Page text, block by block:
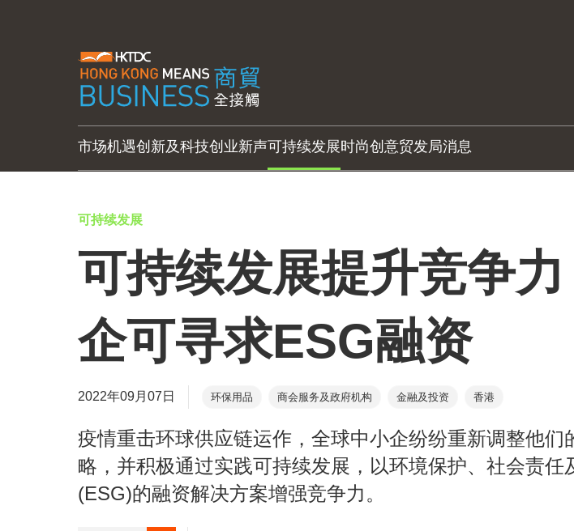
市场机遇创新及科技创业新声可持续发展时尚创意贸发局消息
可持续发展
可持续发展提升竞争
企可寻求ESG融资
2022年09月07日 环保用品 商会服务及政府机构 金融及投资 香港
疫情重击环球供应链运作，全球中小企纷纷重新调整他们
略，并积极通过实践可持续发展，以环境保护、社会责任
(ESG)的融资解决方案增强竞争力。